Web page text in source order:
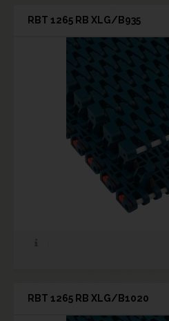
RBT 1265 RB XLG/B935
RBT 1265 RB XLG/B1020